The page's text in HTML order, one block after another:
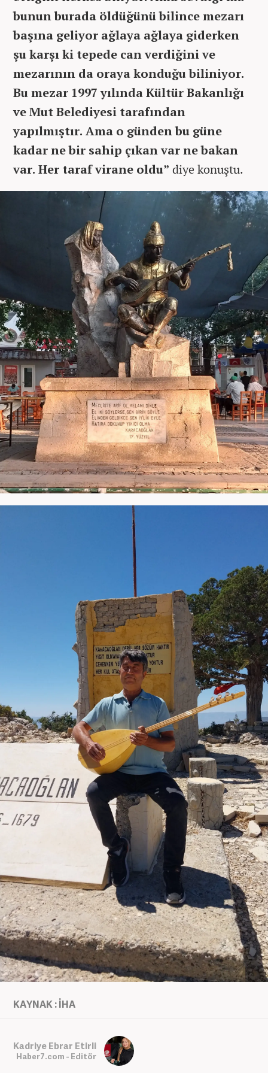
bunun burada öldüğünü bilince mezarı
başına geliyor ağlaya ağlaya giderken
şu karşı ki tepede can verdiğini ve
mezarının da oraya konduğu biliniyor.
Bu mezar 1997 yılında Kültür Bakanlığı
ve Mut Belediyesi tarafından
yapılmıştır. Ama o günden bu güne
kadar ne bir sahip çıkan var ne bakan
var. Her taraf virane oldu” diye konuştu.
KAYNAK : İHA
Kadriye Ebrar Etirli
Haber7.com - Editör